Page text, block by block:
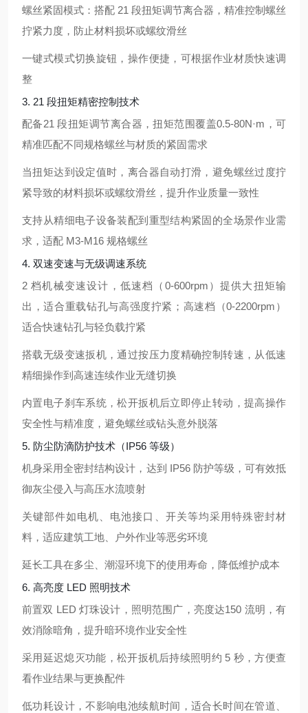
螺丝紧固模式：搭配 21 段扭矩调节离合器，精准控制螺丝
拧紧力度，防止材料损坏或螺纹滑丝
一键式模式切换旋钮，操作便捷，可根据作业材质快速调
整
3. 21 段扭矩精密控制技术
配备21 段扭矩调节离合器 ，扭矩范围覆盖0.5-80N·m ，可
精准匹配不同规格螺丝与材质的紧固需求
当扭矩达到设定值时，离合器自动打滑，避免螺丝过度拧
紧导致的材料损坏或螺纹滑丝，提升作业质量一致性
支持从精细电子设备装配到重型结构紧固的全场景作业需
求，适配 M3-M16 规格螺丝
4. 双速变速与无级调速系统
2 档机械变速设计，低速档（0-600rpm）提供大扭矩输
出，适合重载钻孔与高强度拧紧；高速档（0-2200rpm）
适合快速钻孔与轻负载拧紧
搭载无级变速扳机 ，通过按压力度精确控制转速，从低速
精细操作到高速连续作业无缝切换
内置电子刹车系统，松开扳机后立即停止转动，提高操作
安全性与精准度，避免螺丝或钻头意外脱落
5. 防尘防滴防护技术（IP56 等级）
机身采用全密封结构设计 ，达到 IP56 防护等级，可有效抵
御灰尘侵入与高压水流喷射
关键部件如电机、电池接口、开关等均采用特殊密封材
料，适应建筑工地、户外作业等恶劣环境
延长工具在多尘、潮湿环境下的使用寿命，降低维护成本
6. 高亮度 LED 照明技术
前置双 LED 灯珠设计，照明范围广，亮度达150 流明 ，有
效消除暗角，提升暗环境作业安全性
采用延迟熄灭功能 ，松开扳机后持续照明约 5 秒，方便查
看作业结果与更换配件
低功耗设计，不影响电池续航时间，适合长时间在管道、